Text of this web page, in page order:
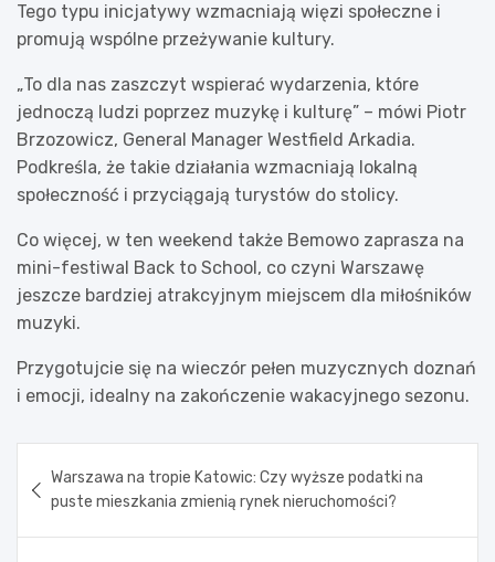
Tego typu inicjatywy wzmacniają więzi społeczne i
promują wspólne przeżywanie kultury.
„To dla nas zaszczyt wspierać wydarzenia, które
jednoczą ludzi poprzez muzykę i kulturę” – mówi Piotr
Brzozowicz, General Manager Westfield Arkadia.
Podkreśla, że takie działania wzmacniają lokalną
społeczność i przyciągają turystów do stolicy.
Co więcej, w ten weekend także Bemowo zaprasza na
mini-festiwal Back to School, co czyni Warszawę
jeszcze bardziej atrakcyjnym miejscem dla miłośników
muzyki.
Przygotujcie się na wieczór pełen muzycznych doznań
i emocji, idealny na zakończenie wakacyjnego sezonu.
wpisu
Warszawa na tropie Katowic: Czy wyższe podatki na
puste mieszkania zmienią rynek nieruchomości?